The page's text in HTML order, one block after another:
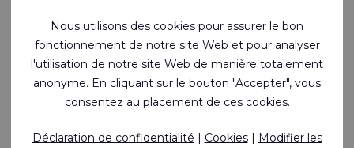
vacant.
Mais vous pouvez bien sûr toujours envoyer une
Nous utilisons des cookies pour assurer le bon
fonctionnement de notre site Web et pour analyser
l'utilisation de notre site Web de manière totalement
anonyme. En cliquant sur le bouton "Accepter", vous
consentez au placement de ces cookies.
Déclaration de confidentialité | Cookies| Modifier les